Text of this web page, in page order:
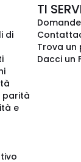
di
parità
e
TI
Trova un
Dacci un